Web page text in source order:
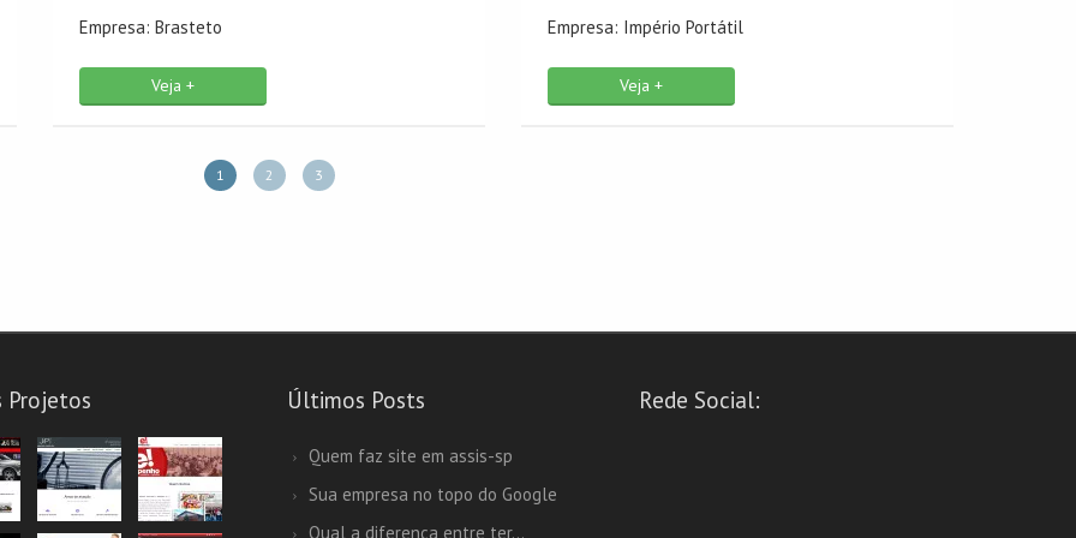
Empresa: Brasteto
Veja +
Empresa: Império Portátil
Veja +
1 2 3
Projetos Últimos Posts
Quem faz site em assis-sp
Sua empresa no topo do Google
Qual a diferença entre ter...
Rede Social: